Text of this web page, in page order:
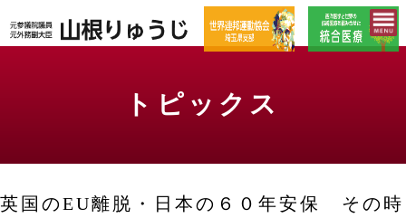
トピックス
英国のEU離脱・日本の６０年安保 その時